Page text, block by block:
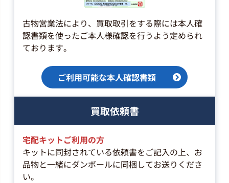
洋楽ロック
Accept 「戦慄の掟」(25S-30)
洋楽ロック
Anthrax 「Fistful Of Metal」
(R28R-2025)
最高買取価格
2,500円
洋楽ロック
Anthrax 「狂気のスラッシュ感
古物営業法により、買取取引をする際には本人確
認書類を使ったご本人様確認を行うよう定められ
ております。
ご利用可能な本人確認書類
買取依頼書
宅配キットご利用の方
キットに同封されている依頼書をご記入の上、お
品物と一緒にダンボールに同梱してお送りくださ
い。